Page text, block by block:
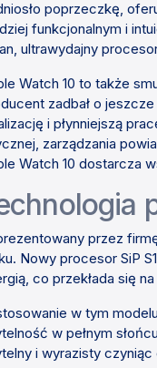
poprzeczkę,
funkcjonalnym i
ultrawydajny
Watch 10 to także
zadbał o
i płynniejszą
zarządzania
Watch 10 dostarcza
przez
Nowy procesor SiP
co przekłada się
w tym
w pełnym
i wyrazisty